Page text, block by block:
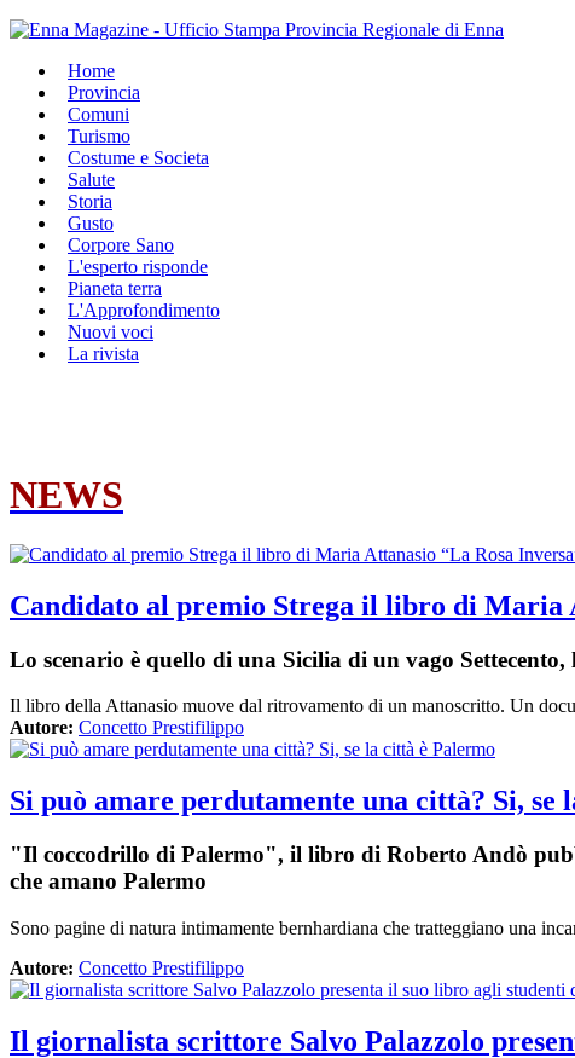
Home
Provincia
Comuni
Turismo
Costume e Societa
Salute
Storia
Gusto
Corpore Sano
L'esperto risponde
Pianeta terra
L'Approfondimento
Nuovi voci
La rivista
NEWS
Candidato al premio Strega il libro di Maria
Lo scenario è quello di una Sicilia di un vago Settecento,
Il libro della Attanasio muove dal ritrovamento di un manoscritto. Un
Autore: Concetto Prestifilippo
Si può amare perdutamente una città? Si, se
"Il coccodrillo di Palermo", il libro di Roberto Andò
che amano Palermo
Sono pagine di natura intimamente bernhardiana che tratteggiano una
Autore: Concetto Prestifilippo
Il giornalista scrittore Salvo Palazzolo